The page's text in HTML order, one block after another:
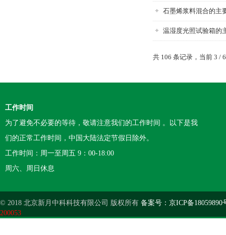
石墨烯浆料混合的主
温湿度光照试验箱的
共 106 条记录，当前 3 /
工作时间
为了避免不必要的等待，敬请注意我们的工作时间 。以下是我
们的正常工作时间，中国大陆法定节假日除外。
工作时间：周一至周五 9：00-18:00
周六、周日休息
© 2018 北京新月中科科技有限公司 版权所有 备案号：京ICP备18059890
200053